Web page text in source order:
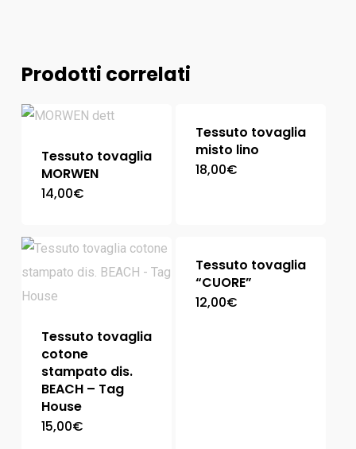
Prodotti correlati
Tessuto tovaglia
MORWEN
14,00€
Tessuto tovaglia
misto lino
18,00€
Tessuto tovaglia
cotone
stampato dis.
BEACH – Tag
House
15,00€
Tessuto tovaglia
“CUORE”
12,00€